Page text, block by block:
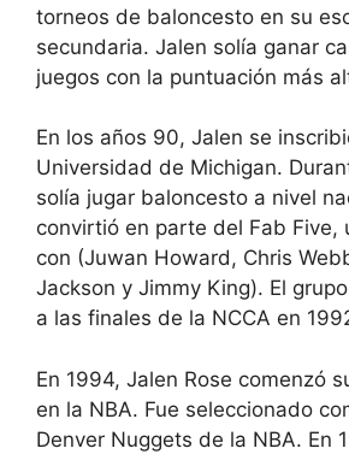
torneos de baloncesto en su
secundaria. Jalen solía ganar
juegos con la puntuación más
En los años 90, Jalen se
Universidad de Michigan.
solía jugar baloncesto a nivel
convirtió en parte del Fab Five,
con (Juwan Howard, Chris
Jackson y Jimmy King). El
a las finales de la NCCA en
En 1994, Jalen Rose comenzó
en la NBA. Fue seleccionado
Denver Nuggets de la NBA. En